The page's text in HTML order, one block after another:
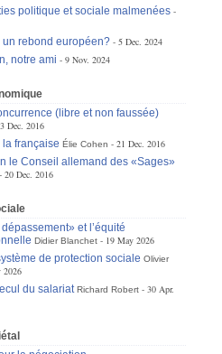
politique et sociale malmenées
un rebond européen?
5 Dec. 2024
notre ami
9 Nov. 2024
(libre et non faussée)
Dec. 2016
la française Élie Cohen
21 Dec. 2016
le Conseil allemand des «Sages»
20 Dec. 2016
et l’équité
Didier Blanchet
19 May 2026
de protection sociale Olivier
2026
du salariat Richard Robert
30 Apr.